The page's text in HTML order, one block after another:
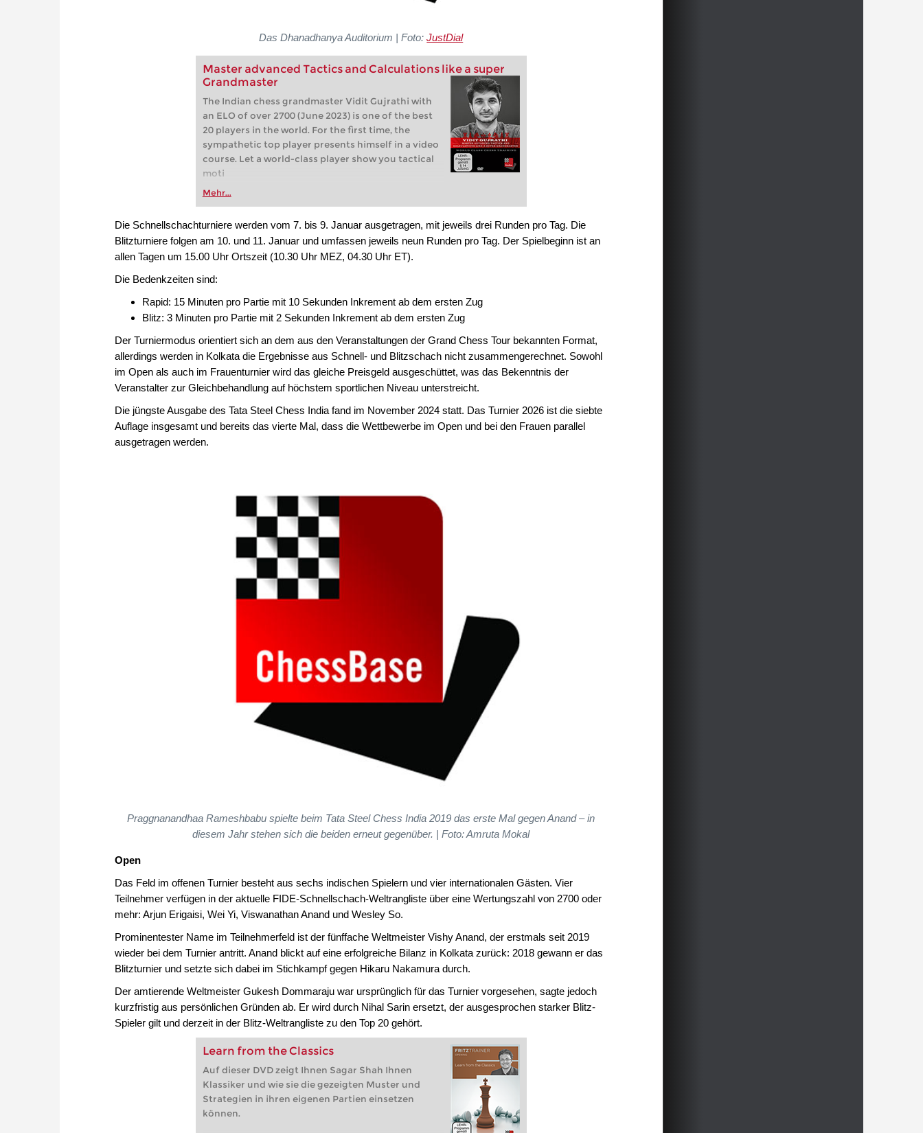
Das Dhanadhanya Auditorium | Foto:JustDial
Master advanced Tactics and Calculations like a super
Grandmaster
The Indian chess grandmaster Vidit Gujrathi with
an ELO of over 2700 (June 2023) is one of the best
20 players in the world. For the first time, the
sympathetic top player presents himself in a video
course. Let a world-class player show you tactical
moti
Mehr...
Die Schnellschachturniere werden vom 7. bis 9. Januar ausgetragen, mit jeweils drei Runden pro Tag. Die
Blitzturniere folgen am 10. und 11. Januar und umfassen jeweils neun Runden pro Tag. Der Spielbeginn ist an
allen Tagen um 15.00 Uhr Ortszeit (10.30 Uhr MEZ, 04.30 Uhr ET).
Die Bedenkzeiten sind:
Rapid: 15 Minuten pro Partie mit 10 Sekunden Inkrement ab dem ersten Zug
Blitz: 3 Minuten pro Partie mit 2 Sekunden Inkrement ab dem ersten Zug
Der Turniermodus orientiert sich an dem aus den Veranstaltungen der Grand Chess Tour bekannten Format,
allerdings werden in Kolkata die Ergebnisse aus Schnell- und Blitzschach nicht zusammengerechnet. Sowohl
im Open als auch im Frauenturnier wird das gleiche Preisgeld ausgeschüttet, was das Bekenntnis der
Veranstalter zur Gleichbehandlung auf höchstem sportlichen Niveau unterstreicht.
Die jüngste Ausgabe des Tata Steel Chess India fand im November 2024 statt. Das Turnier 2026 ist die siebte
Auflage insgesamt und bereits das vierte Mal, dass die Wettbewerbe im Open und bei den Frauen parallel
ausgetragen werden.
Praggnanandhaa Rameshbabu spielte beim Tata Steel Chess India 2019 das erste Mal gegen Anand – in
diesem Jahr stehen sich die beiden erneut gegenüber. | Foto: Amruta Mokal
Open
Das Feld im offenen Turnier besteht aus sechs indischen Spielern und vier internationalen Gästen. Vier
Teilnehmer verfügen in der aktuelle FIDE-Schnellschach-Weltrangliste über eine Wertungszahl von 2700 oder
mehr: Arjun Erigaisi, Wei Yi, Viswanathan Anand und Wesley So.
Prominentester Name im Teilnehmerfeld ist der fünffache Weltmeister Vishy Anand, der erstmals seit 2019
wieder bei dem Turnier antritt. Anand blickt auf eine erfolgreiche Bilanz in Kolkata zurück: 2018 gewann er das
Blitzturnier und setzte sich dabei im Stichkampf gegen Hikaru Nakamura durch.
Der amtierende Weltmeister Gukesh Dommaraju war ursprünglich für das Turnier vorgesehen, sagte jedoch
kurzfristig aus persönlichen Gründen ab. Er wird durch Nihal Sarin ersetzt, der ausgesprochen starker Blitz-
Spieler gilt und derzeit in der Blitz-Weltrangliste zu den Top 20 gehört.
Learn from the Classics
Auf dieser DVD zeigt Ihnen Sagar Shah Ihnen
Klassiker und wie sie die gezeigten Muster und
Strategien in ihren eigenen Partien einsetzen
können.